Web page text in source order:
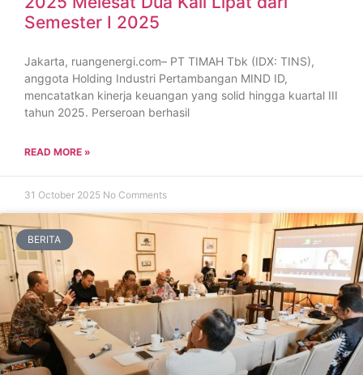
Semester I 2025
Jakarta, ruangenergi.com– PT TIMAH Tbk (IDX: TINS),
anggota Holding Industri Pertambangan MIND ID,
mencatatkan kinerja keuangan yang solid hingga kuartal III
tahun 2025. Perseroan berhasil
READ MORE »
31 October 2025 No Comments
BERITA